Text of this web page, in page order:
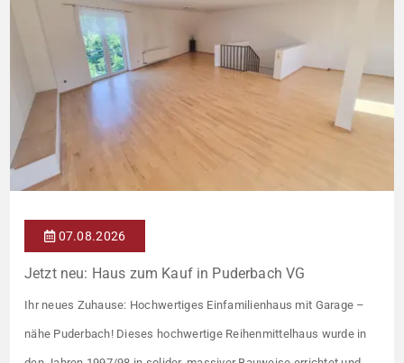
07.08.2026
Jetzt neu: Haus zum Kauf in Puderbach VG
Ihr neues Zuhause: Hochwertiges Einfamilienhaus mit Garage –
nähe Puderbach! Dieses hochwertige Reihenmittelhaus wurde in